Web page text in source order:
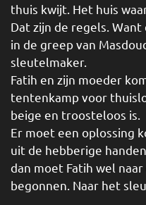
thuis kwijt. Het huis
Dat zijn de regels.
in de greep van
sleutelmaker.
Fatih en zijn moeder
tentenkamp voor
beige en troosteloos is.
Er moet een oplossing
uit de hebberige
dan moet Fatih wel
begonnen. Naar het